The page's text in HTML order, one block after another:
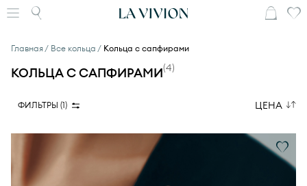
Главная Все кольца Кольца с сапфирами
КОЛЬЦА С САПФИРАМИ(4)
ФИЛЬТРЫ (1) ЦЕНА